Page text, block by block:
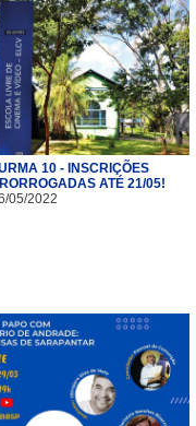
10 - INSCRIÇÕES
ATÉ 21/05!
05/2022